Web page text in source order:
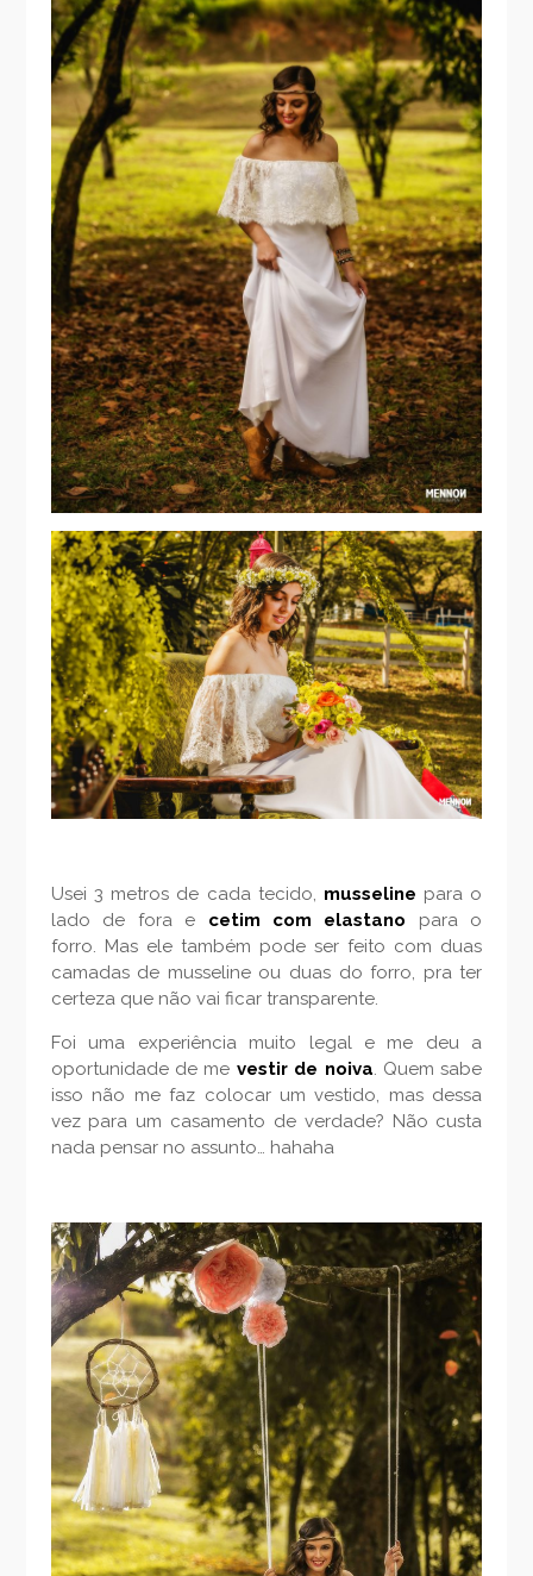
Usei 3 metros de cada tecido, musseline para o
lado de fora e cetim com elastano para o
forro. Mas ele também pode ser feito com duas
camadas de musseline ou duas do forro, pra ter
certeza que não vai ficar transparente.
Foi uma experiência muito legal e me deu a
oportunidade de me vestir de noiva. Quem sabe
isso não me faz colocar um vestido, mas dessa
vez para um casamento de verdade? Não custa
nada pensar no assunto… hahaha